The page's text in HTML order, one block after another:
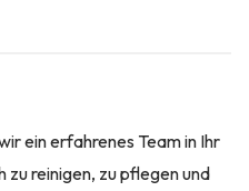
ein erfahrenes Team in Ihr
zu reinigen, zu pflegen und